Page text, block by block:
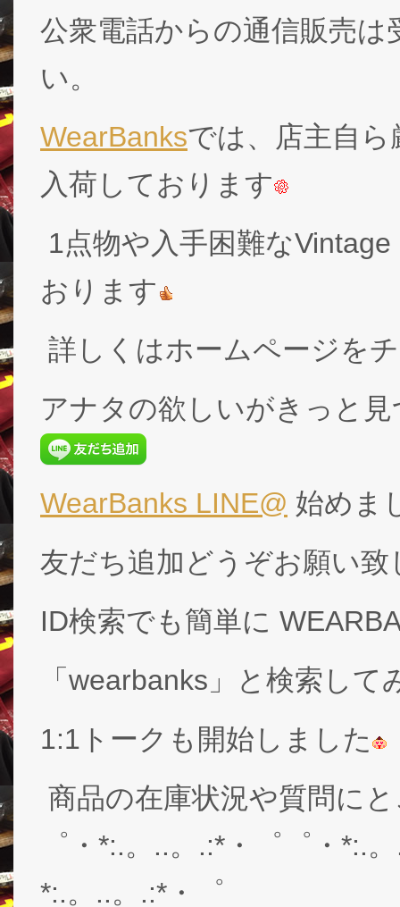
公衆電話からの通信販売
い。
WearBanksでは、店主自
入荷しております
1点物や入手困難な
おります
詳しくはホームページを
アナタの欲しいがきっと
WearBanks LINE@ 始めま
友だち追加どうぞお願い致
ID検索でも簡単に
「wearbanks」と検索して
1:1トークも開始しました
商品の在庫状況や質問に
゜・*:.。..。.:*・゜゜・*:.
*:.。..。.:*・゜